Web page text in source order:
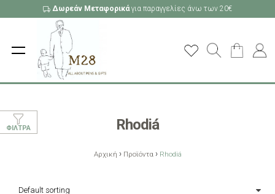
Δωρεάν Μεταφορικάγια παραγγελίες άνω των 20€
Rhodiá
Αρχική › Προϊόντα › Rhodiá
ΦΊΛΤΡΑ